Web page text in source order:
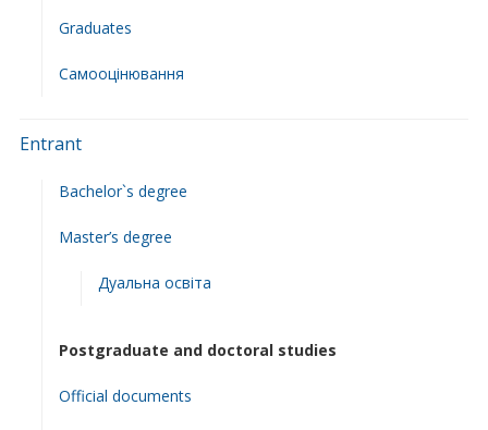
Graduates
Самооцінювання
Entrant
Bachelor`s degree
Master’s degree
Дуальна освіта
Postgraduate and doctoral studies
Official documents